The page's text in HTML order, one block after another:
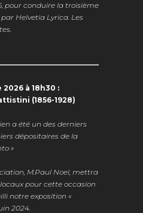
pour conduire la troisième
Helvetia Lyrica. Les
à 18h30 :
(1856-1928)
a été un des derniers
dépositaires de la
»
M.Paul Noel, mettra
pour cette occasion
notre exposition «
2024.